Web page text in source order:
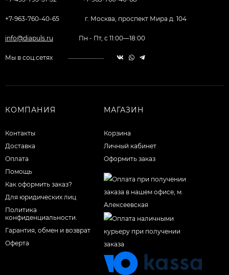
+7-963-760-40-65 г. Москва, проспект Мира д. 104
info@diapuls.ru Пн - Пт, с 11:00—18:00
Мы в соц.сетях
КОМПАНИЯ
Контакты
Доставка
Оплата
Помощь
Как оформить заказ?
Для юридических лиц
Политика
конфиденциальности.
Гарантия, обмен и возврат
Оферта
МАГАЗИН
Корзина
Личный кабинет
Оформить заказ